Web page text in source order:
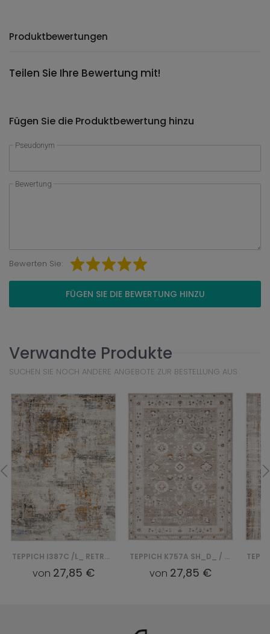
Produktbewertungen
Teilen Sie Ihre Bewertung mit!
Fügen Sie die Produktbewertung hinzu
Pseudonym
Bewertung
Bewerten Sie:
FÜGEN SIE DIE BEWERTUNG HINZU
Verwandte Produkte
SUCHEN SIE NOCH ANDERE ANGEBOTE ZUR BESTELLUNG AUS
TEPPICH I387C /L_ RETRO - NIEBIESKI, BIAŁY
von 27,85 €
TEPPICH K757A SH_D_ / RETRO - BEŻOWY, BIAŁY
von 27,85 €